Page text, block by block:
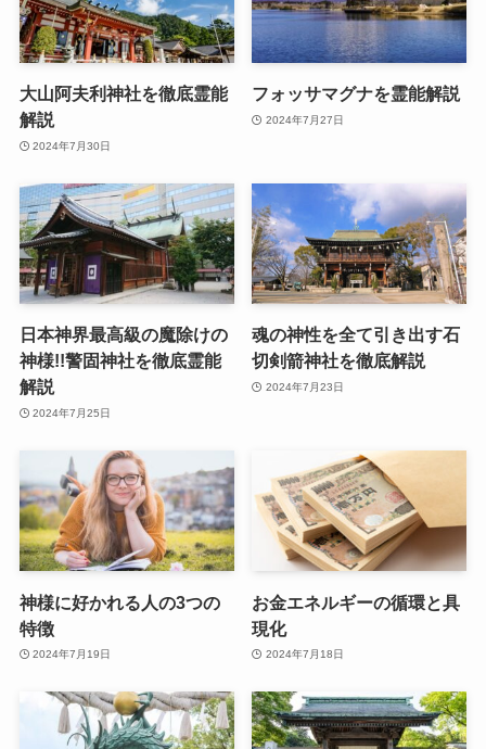
大山阿夫利神社を徹底霊能
解説
2024年7月30日
フォッサマグナを霊能解説
2024年7月27日
日本神界最高級の魔除けの
神様!!警固神社を徹底霊能
解説
2024年7月25日
魂の神性を全て引き出す石
切剣箭神社を徹底解説
2024年7月23日
神様に好かれる人の3つの
特徴
2024年7月19日
お金エネルギーの循環と具
現化
2024年7月18日